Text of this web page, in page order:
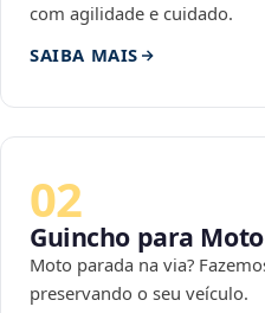
com agilidade e cuidado.
SAIBA MAIS
02
Guincho para Moto
Moto parada na via?
preservando o seu veículo.